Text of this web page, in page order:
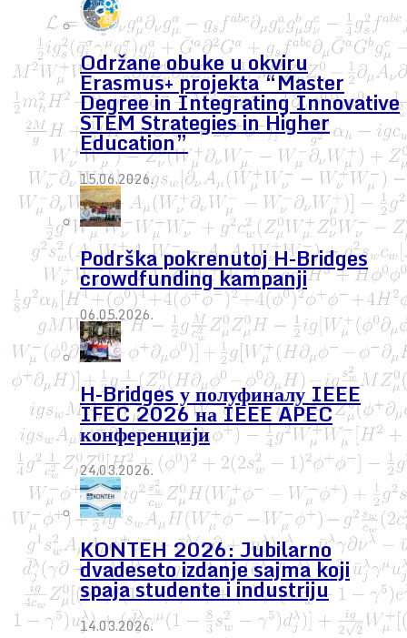
Održane obuke u okviru
Erasmus+ projekta “Master
Degree in Integrating Innovative
STEM Strategies in Higher
Education”
15.06.2026.
Podrška pokrenutoj H-Bridges
crowdfunding kampanji
06.05.2026.
H-Bridges у полуфиналу IEEE
IFEC 2026 на IEEE APEC
конференцији
24.03.2026.
KONTEH 2026: Jubilarno
dvadeseto izdanje sajma koji
spaja studente i industriju
14.03.2026.